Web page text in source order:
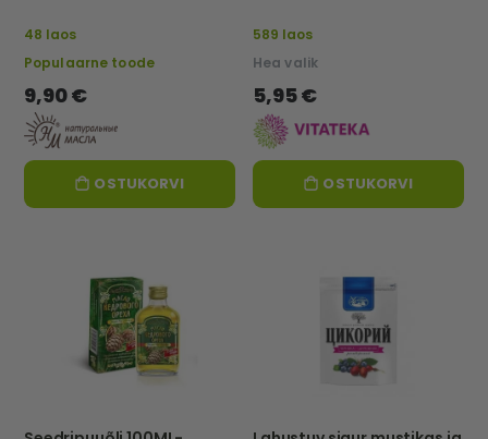
48 laos
Populaarne toode
9,90 €
OSTUKORVI
589 laos
Hea valik
5,95 €
OSTUKORVI